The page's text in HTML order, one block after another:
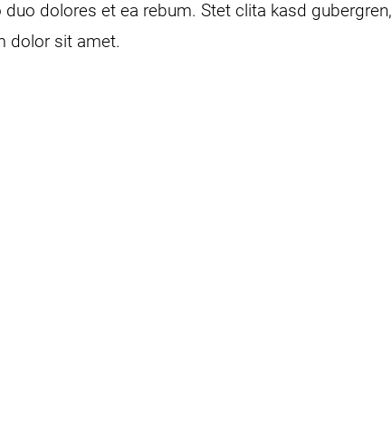
dolores et ea rebum. Stet clita kasd gubergren,
dolor sit amet.